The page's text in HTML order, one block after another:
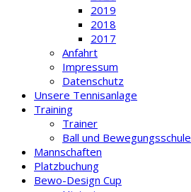
2019
2018
2017
Anfahrt
Impressum
Datenschutz
Unsere Tennisanlage
Training
Trainer
Ball und Bewegungsschule
Mannschaften
Platzbuchung
Bewo-Design Cup